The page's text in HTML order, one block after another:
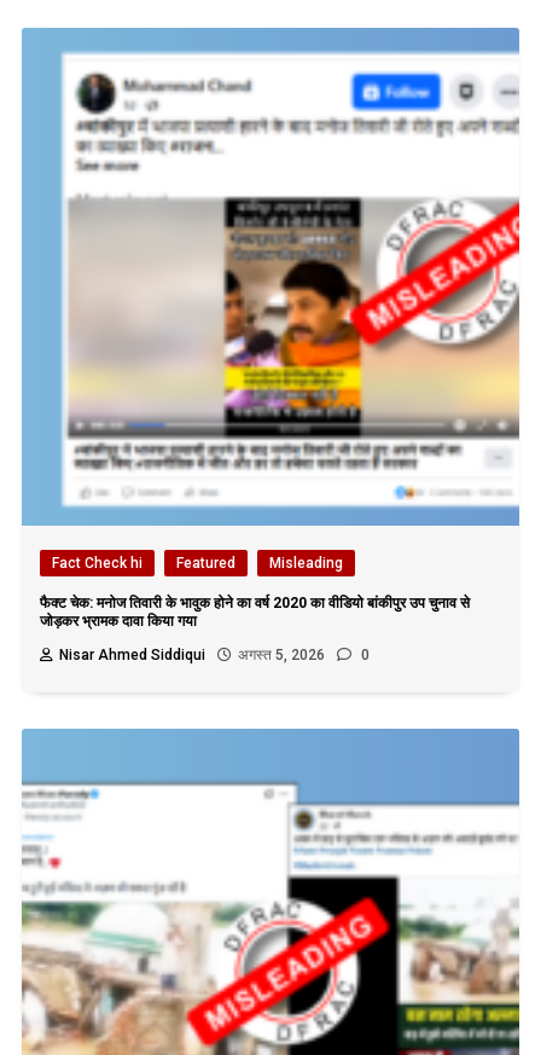
Fact Check hi Featured Misleading
फैक्ट चेक: मनोज तिवारी के भावुक होने का वर्ष 2020 का वीडियो बांकीपुर उप चुनाव से
जोड़कर भ्रामक दावा किया गया
Nisar Ahmed Siddiqui
अगस्त 5, 2026 0